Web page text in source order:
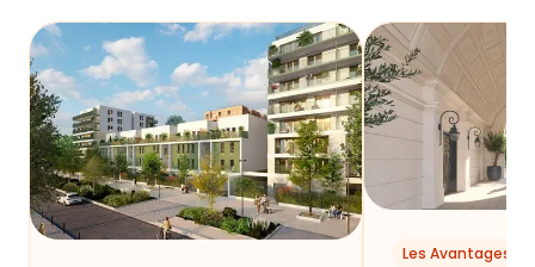
Les Avantages